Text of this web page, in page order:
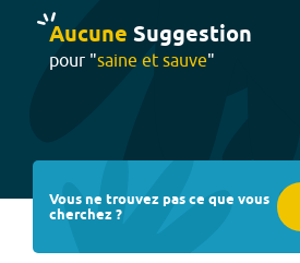
Aucune Suggestion
pour "saine et sauve"
Vous ne trouvez pas ce que vous
cherchez ?